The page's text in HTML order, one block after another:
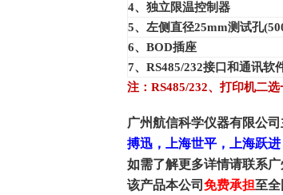
4、独立限温控制器
5、左侧直径25mm测试孔
6、BOD插座
7、RS485/232接口和通讯软
注：RS485/232、打印机二选
广州航信科学仪器有限公
搏迅，上海世平，上海跃
如需了解更多详情请联系
该产品本公司 免费承担至全